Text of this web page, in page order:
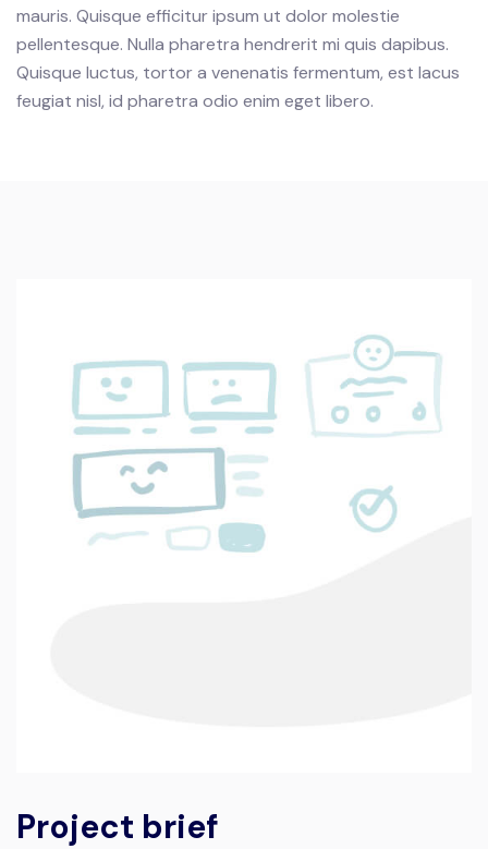
mauris. Quisque efficitur ipsum ut dolor molestie
pellentesque. Nulla pharetra hendrerit mi quis dapibus.
Quisque luctus, tortor a venenatis fermentum, est lacus
feugiat nisl, id pharetra odio enim eget libero.
Project brief